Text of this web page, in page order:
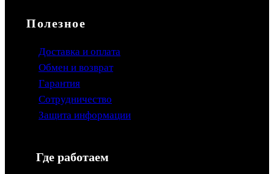
Полезное
Доставка и оплата
Обмен и возврат
Гарантия
Сотрудничество
Защита информации
Где работаем